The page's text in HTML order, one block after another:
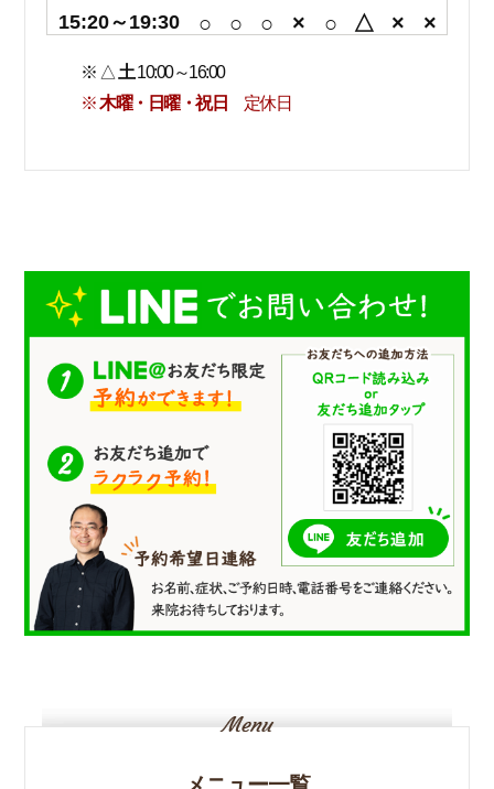
15:20～19:30 ○ ○ ○ × ○ △ × ×
※ △ 土10:00～16:00
※木曜・日曜・祝日 定休日